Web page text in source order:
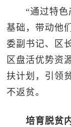
“通过特色
基础，带动他
委副书记、区
区盘活优势资
扶计划，引领
不返贫。
培育脱贫内